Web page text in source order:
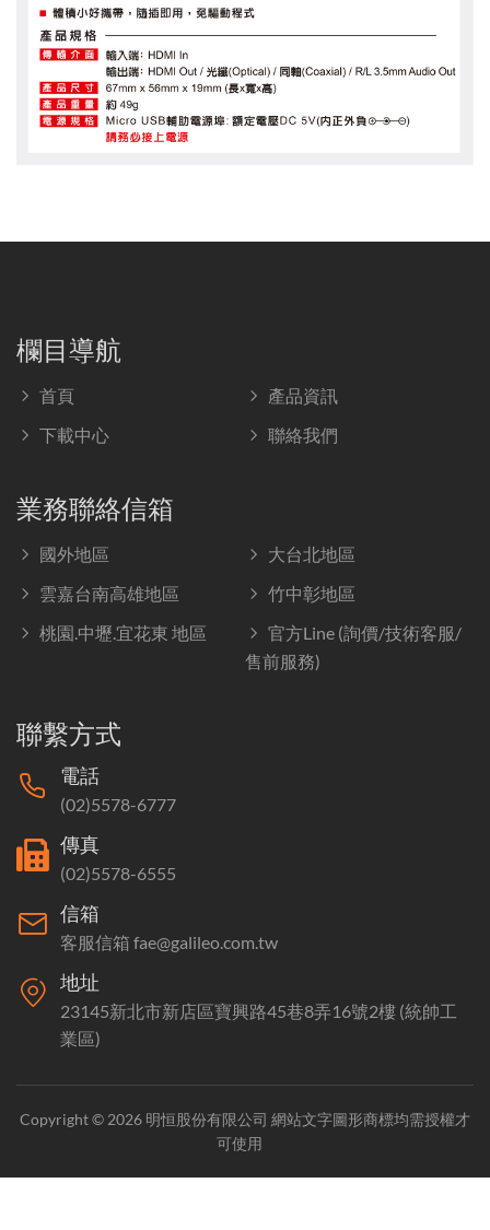
欄目導航
首頁
產品資訊
下載中心
聯絡我們
業務聯絡信箱
國外地區
大台北地區
雲嘉台南高雄地區
竹中彰地區
桃園.中壢.宜花東 地區
官方Line (詢價/技術客服/
售前服務)
聯繫方式
電話
(02)5578-6777
傳真
(02)5578-6555
信箱
客服信箱 fae@galileo.com.tw
地址
23145新北市新店區寶興路45巷8弄16號2樓 (統帥工
業區)
Copyright © 2026 明恒股份有限公司 網站文字圖形商標均需授權才
可使用